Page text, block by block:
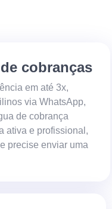
cobranças
em até 3x,
via WhatsApp,
de cobrança
ativa e profissional,
precise enviar uma